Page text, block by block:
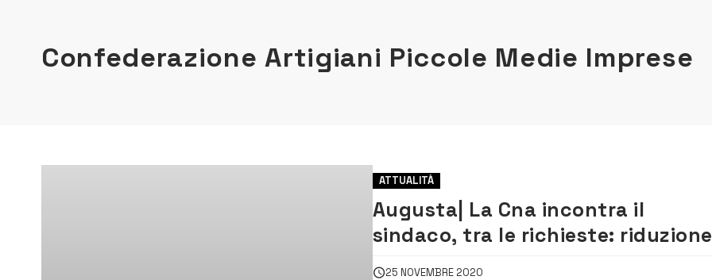
Confederazione Artigiani Piccole Medie Imprese
ATTUALITÀ
Augusta| La Cna incontra il
sindaco, tra le richieste: riduzione
Tari e Imu
25 NOVEMBRE 2020